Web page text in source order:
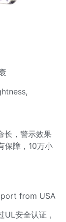
，警示效果
保障，10万小
from USA
安全认证，